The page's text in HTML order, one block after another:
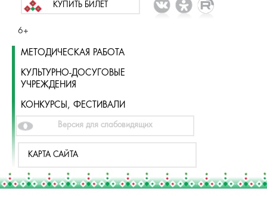
КУПИТЬ БИЛЕТ
6+
МЕТОДИЧЕСКАЯ РАБОТА
КУЛЬТУРНО-ДОСУГОВЫЕ
УЧРЕЖДЕНИЯ
КОНКУРСЫ, ФЕСТИВАЛИ
Версия для слабовидящих
КАРТА САЙТА